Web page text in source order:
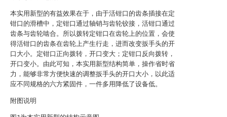
本实用新型的有益效果在于，由于活钳口的齿条插接在定
钳口的滑槽中，定钳口通过轴销与齿轮铰接，活钳口通过
齿条与齿轮啮合。所以拨转定钳口在齿轮上的位置，会使
得活钳口的齿条在齿轮上产生行走，进而改变扳手头的开
口大小。定钳口正向拨转，开口变大；定钳口反向拨转，
开口变小。由此可知，本实用新型结构简单，操作省时省
力，能够非常方便快速的调整扳手头的开口大小，以此适
应不同规格的六方紧固件，一件多用降低了设备低。
附图说明